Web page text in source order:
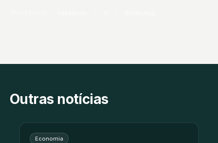
Outras notícias
Economia